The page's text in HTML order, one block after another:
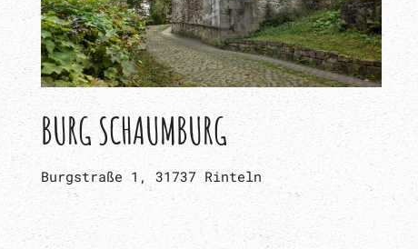
BURG SCHAUMBURG
Burgstraße 1, 31737 Rinteln